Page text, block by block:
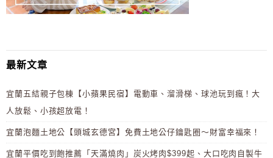
最新文章
宜蘭五結親子包棟【小蘋果民宿】電動車、溜滑梯、球池玩到瘋！大
人放鬆、小孩超放電！
宜蘭泡麵土地公【頭城玄德宮】免費土地公仔鑰匙圈～財富幸福來！
宜蘭平價吃到飽推薦「天滿燒肉」炭火烤肉$399起、大口吃肉自製牛